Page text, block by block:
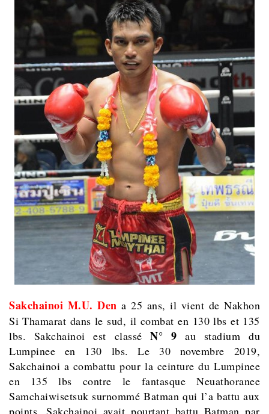
Sakchainoi M.U. Den a 25 ans, il vient de Nakhon
Si Thamarat dans le sud, il combat en 130 lbs et 135
lbs. Sakchainoi est classéN° 9 au stadium du
Lumpinee en 130 lbs. Le 30 novembre 2019,
Sakchainoi a combattu pour la ceinture du Lumpinee
en 135 lbs contre le fantasque Neuathoranee
Samchaiwisetsuk surnommé Batman qui l’a battu aux